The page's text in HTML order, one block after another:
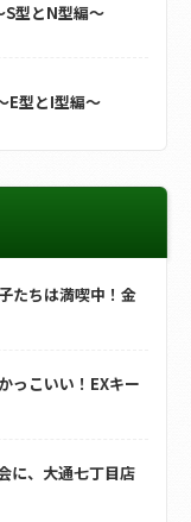
S型とN型編～
E型とI型編～
たちは満喫中！金
っこいい！EXキー
に、大通七丁目店